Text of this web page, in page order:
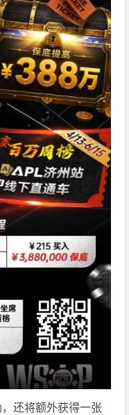
还将额外获得一张